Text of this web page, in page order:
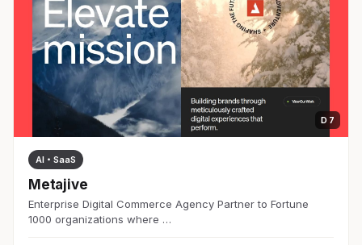
D 7
AI・SaaS
Metajive
Enterprise Digital Commerce Agency Partner to Fortune
1000 organizations where …